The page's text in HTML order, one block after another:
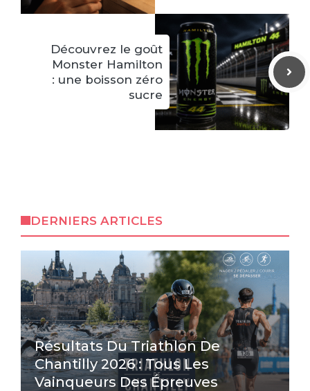
Découvrez le goût
Monster Hamilton
: une boisson zéro
sucre
DERNIERS ARTICLES
Résultats Du Triathlon De
Chantilly 2026 : Tous Les
Vainqueurs Des Épreuves